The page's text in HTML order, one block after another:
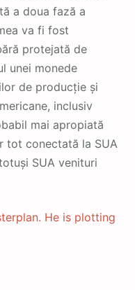
a doua fază a
va fi fost
protejată de
unei monede
de producție și
inclusiv
mai apropiată
tot conectată la SUA
SUA venituri
He is plotting